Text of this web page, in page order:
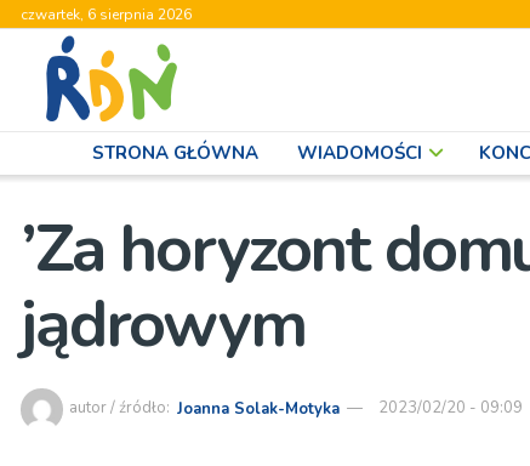
czwartek, 6 sierpnia 2026
STRONA GŁÓWNA WIADOMOŚCI
’Za horyzont
jądrowym
autor / źródło: Joanna Solak-Motyka 2023/02/20 - 09:09